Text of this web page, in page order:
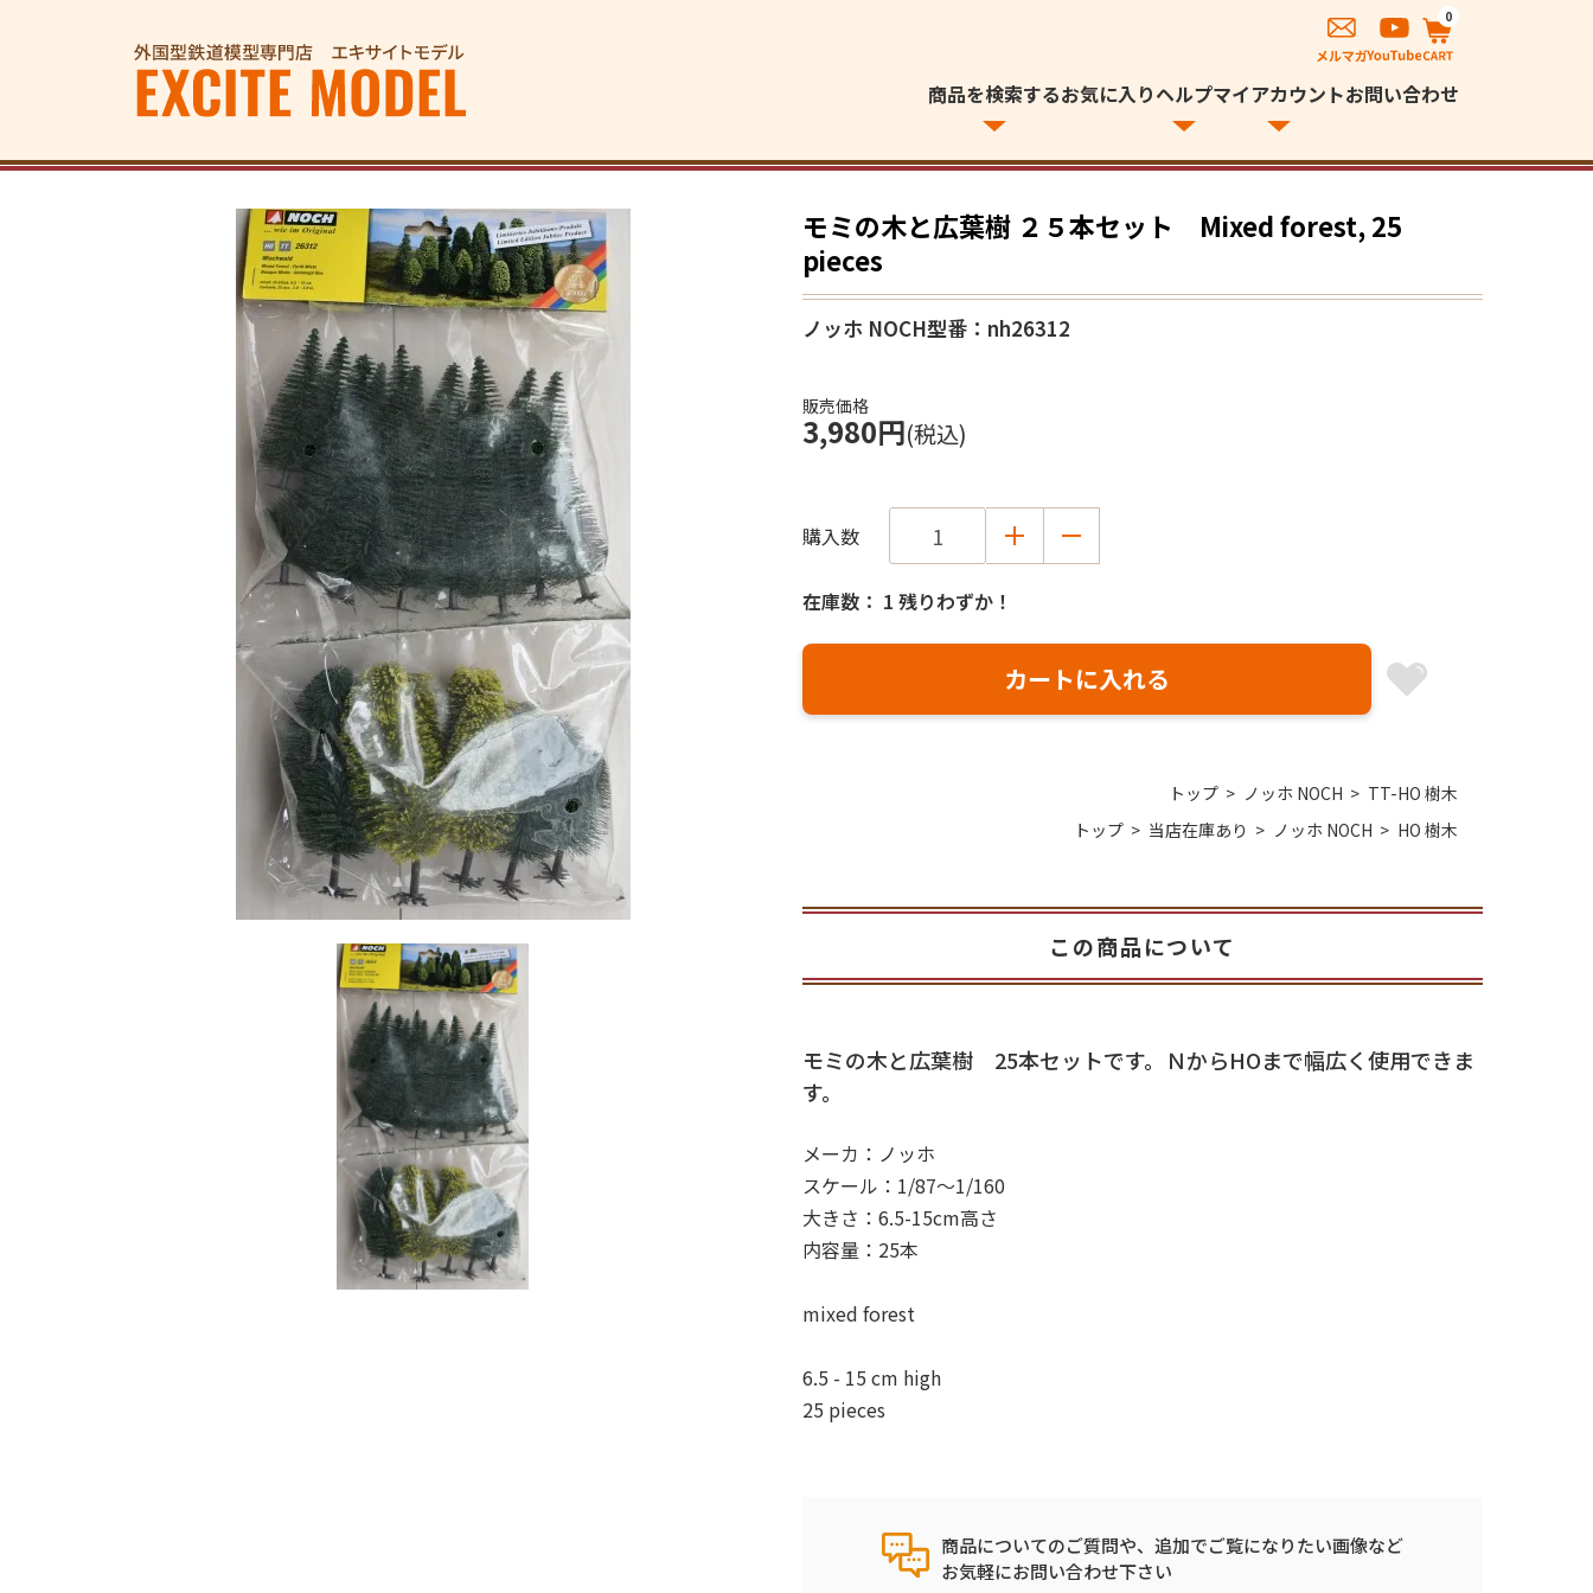
0
商品を検索するお気に入りヘルプマイアカウントお問い合わせ
モミの木と広葉樹 ２５本セット Mixed forest, 25
pieces
ノッホ NOCH型番：nh26312
販売価格
3,980円(税込)
購入数
在庫数： 1 残りわずか！
トップ ノッホ NOCH
TT-HO 樹木
トップ
当店在庫あり ノッホ NOCH HO 樹木
この商品について
モミの木と広葉樹 25本セットです。ＮからHOまで幅広く使用できま
す。
メーカ：ノッホ
スケール：1/87〜1/160
大きさ：6.5-15cm高さ
内容量：25本
mixed forest
6.5 - 15 cm high
25 pieces
商品についてのご質問や、追加でご覧になりたい画像など
お気軽にお問い合わせ下さい